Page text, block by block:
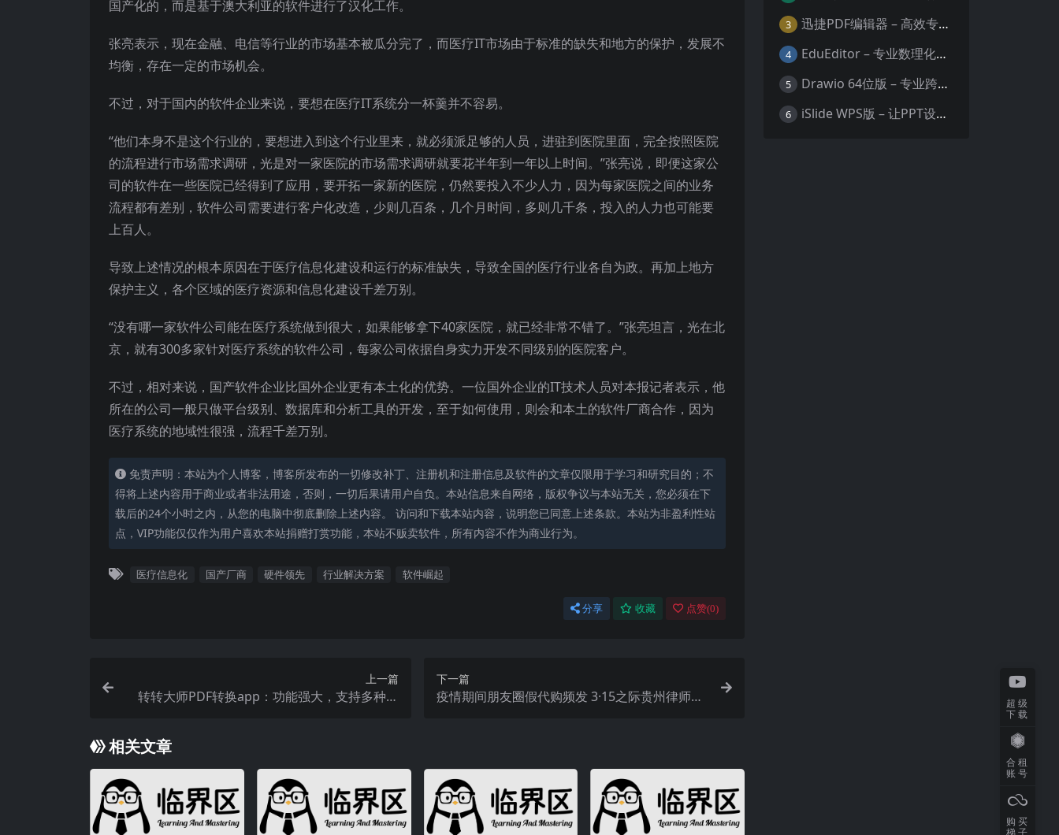
国产化的，而是基于澳大利亚的软件进行了汉化工作。
张亮表示，现在金融、电信等行业的市场基本被瓜分完了，而医疗IT市场由于标准的缺失和地方的保护，发展不
均衡，存在一定的市场机会。
不过，对于国内的软件企业来说，要想在医疗IT系统分一杯羹并不容易。
“他们本身不是这个行业的，要想进入到这个行业里来，就必须派足够的人员，进驻到医院里面，完全按照医院
的流程进行市场需求调研，光是对一家医院的市场需求调研就要花半年到一年以上时间。”张亮说，即便这家公
司的软件在一些医院已经得到了应用，要开拓一家新的医院，仍然要投入不少人力，因为每家医院之间的业务
流程都有差别，软件公司需要进行客户化改造，少则几百条，几个月时间，多则几千条，投入的人力也可能要
上百人。
导致上述情况的根本原因在于医疗信息化建设和运行的标准缺失，导致全国的医疗行业各自为政。再加上地方
保护主义，各个区域的医疗资源和信息化建设千差万别。
“没有哪一家软件公司能在医疗系统做到很大，如果能够拿下40家医院，就已经非常不错了。”张亮坦言，光在北
京，就有300多家针对医疗系统的软件公司，每家公司依据自身实力开发不同级别的医院客户。
不过，相对来说，国产软件企业比国外企业更有本土化的优势。一位国外企业的IT技术人员对本报记者表示，他
所在的公司一般只做平台级别、数据库和分析工具的开发，至于如何使用，则会和本土的软件厂商合作，因为
医疗系统的地域性很强，流程千差万别。
免责声明：本站为个人博客，博客所发布的一切修改补丁、注册机和注册信息及软件的文章仅限用于学习和研究目的；不
得将上述内容用于商业或者非法用途，否则，一切后果请用户自负。本站信息来自网络，版权争议与本站无关，您必须在下
载后的24个小时之内，从您的电脑中彻底删除上述内容。 访问和下载本站内容，说明您已同意上述条款。本站为非盈利性站
点，VIP功能仅仅作为用户喜欢本站捐赠打赏功能，本站不贩卖软件，所有内容不作为商业行为。
医疗信息化 国产厂商 硬件领先 行业解决方案 软件崛起
分享 收藏 点赞(0)
上一篇
转转大师PDF转换app：功能强大，支持多种格
下一篇
疫情期间朋友圈假代购频发 3·15之际贵州律师来
相关文章
3 迅捷PDF编辑器 – 高效专业的PDF编辑与格式处理工具
4 EduEditor – 专业数理化公式与科学文档编辑器
5 Drawio 64位版 – 专业跨平台图表设计与协作工具
6 iSlide WPS版 – 让PPT设计效率提升10倍的专业插件
超级
下载
合租
账号
购买
梯子